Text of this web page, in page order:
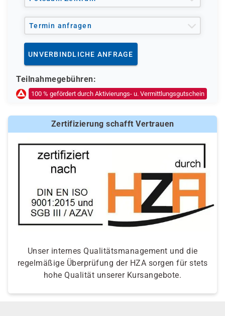
Termin anfragen
UNVERBINDLICHE ANFRAGE
Teilnahmegebühren:
100 % gefördert durch Aktivierungs- u. Vermittlungsgutschein
Zertifizierung schafft Vertrauen
Unser internes Qualitätsmanagement und die
regelmäßige Überprüfung der HZA sorgen für stets
hohe Qualität unserer Kursangebote.